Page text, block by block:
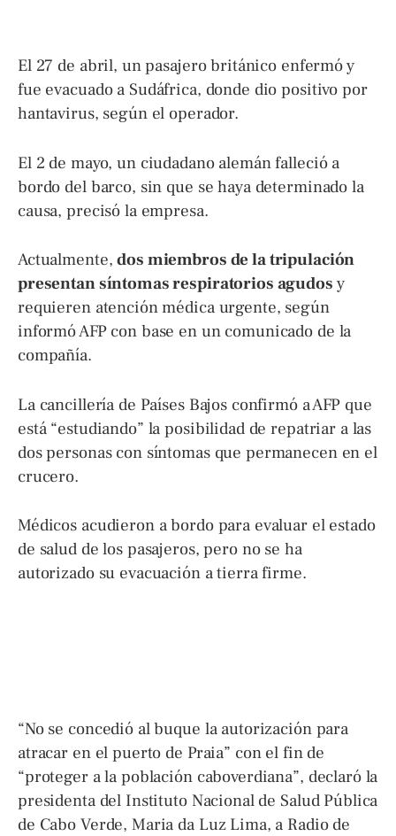
El 27 de abril, un pasajero británico enfermó y
fue evacuado a Sudáfrica, donde dio positivo por
hantavirus, según el operador.
El 2 de mayo, un ciudadano alemán falleció a
bordo del barco, sin que se haya determinado la
causa, precisó la empresa.
Actualmente,dos miembros de la tripulación
presentan síntomas respiratorios agudos y
requieren atención médica urgente, según
informó AFP con base en un comunicado de la
compañía.
La cancillería de Países Bajos confirmó a AFP que
está “estudiando” la posibilidad de repatriar a las
dos personas con síntomas que permanecen en el
crucero.
Médicos acudieron a bordo para evaluar el estado
de salud de los pasajeros, pero no se ha
autorizado su evacuación a tierra firme.
“No se concedió al buque la autorización para
atracar en el puerto de Praia” con el fin de
“proteger a la población caboverdiana”, declaró la
presidenta del Instituto Nacional de Salud Pública
de Cabo Verde, Maria da Luz Lima, a Radio de